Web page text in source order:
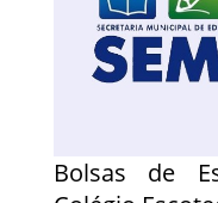
Bolsas de